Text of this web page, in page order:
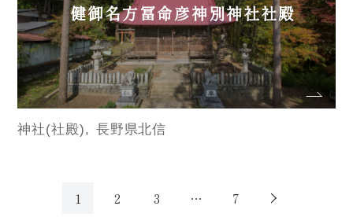
健御名方冨命彦神別神社社殿
神社(社殿) 長野県北信
1 2 3 … 7